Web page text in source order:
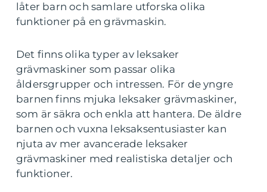
låter barn och samlare utforska olika
funktioner på en grävmaskin.
Det finns olika typer av leksaker
grävmaskiner som passar olika
åldersgrupper och intressen. För de yngre
barnen finns mjuka leksaker grävmaskiner,
som är säkra och enkla att hantera. De äldre
barnen och vuxna leksaksentusiaster kan
njuta av mer avancerade leksaker
grävmaskiner med realistiska detaljer och
funktioner.